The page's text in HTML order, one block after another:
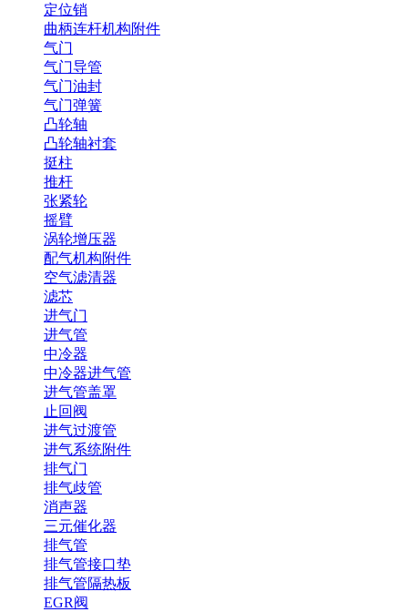
定位销
曲柄连杆机构附件
气门
气门导管
气门油封
气门弹簧
凸轮轴
凸轮轴衬套
挺柱
推杆
张紧轮
摇臂
涡轮增压器
配气机构附件
空气滤清器
滤芯
进气门
进气管
中冷器
中冷器进气管
进气管盖罩
止回阀
进气过渡管
进气系统附件
排气门
排气歧管
消声器
三元催化器
排气管
排气管接口垫
排气管隔热板
EGR阀